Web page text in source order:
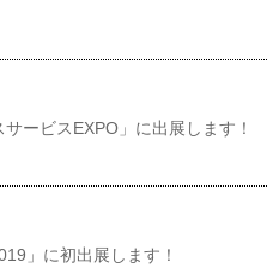
ービスEXPO」に出展します！
」に初出展します！